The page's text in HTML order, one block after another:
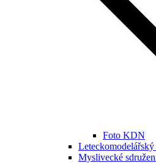
Foto KDN
Myslivecké